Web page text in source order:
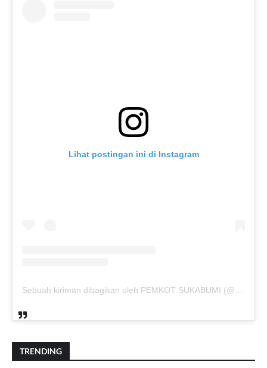
Lihat postingan ini di Instagram
Sebuah kiriman dibagikan oleh PEMKOT SUKABUMI (@pemkotsukabumi_)
TRENDING